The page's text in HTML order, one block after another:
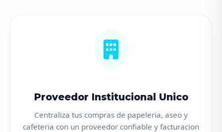
Proveedor Institucional Unico
Centraliza tus compras de papeleria, aseo y
cafeteria con un proveedor confiable y facturacion